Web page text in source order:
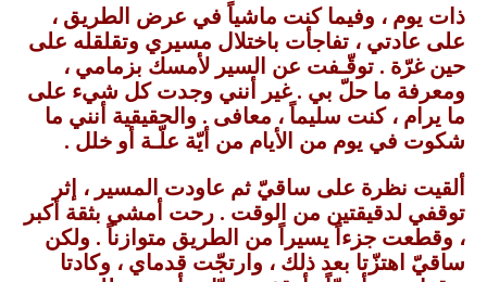
ذات يوم ، وفيما كنت ماشياً في عرض الطريق ،
على عادتي ، تفاجأت باختلال مسيري وتقلقله على
حين غرّة . توقّـفت عن السير لأمسك بزمامي ،
ومعرفة ما حلّ بي . غير أنني وجدت كل شيء على
ما يرام ، كنت سليماً ، معافى . والحقيقية أنني ما
شكوت في يوم من الأيام من أيّة علّـة أو خلل .
ألقيت نظرة على ساقيّ ثم عاودت المسير ، إثر
توقفي لدقيقتين من الوقت . رحت أمشي بثقة أكبر
، وقطعت جزءاً يسيراً من الطريق متوازناً . ولكن
ساقيّ اهتزّتا بعد ذلك ، وارتجّت قدماي ، وكادتا